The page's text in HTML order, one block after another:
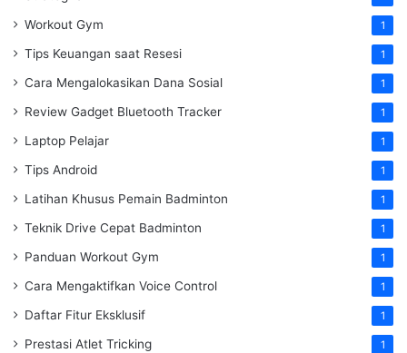
Workout Gym 1
Tips Keuangan saat Resesi 1
Cara Mengalokasikan Dana Sosial 1
Review Gadget Bluetooth Tracker 1
Laptop Pelajar 1
Tips Android 1
Latihan Khusus Pemain Badminton 1
Teknik Drive Cepat Badminton 1
Panduan Workout Gym 1
Cara Mengaktifkan Voice Control 1
Daftar Fitur Eksklusif 1
Prestasi Atlet Tricking 1